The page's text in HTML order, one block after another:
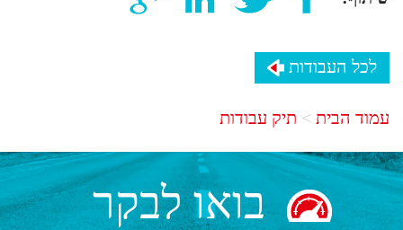
לכל העבודות
עמוד הבית תיק עבודות
בואו לבקר